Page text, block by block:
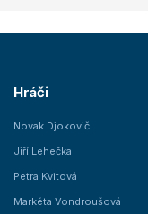
Hráči
Novak Djokovič
Jiří Lehečka
Petra Kvitová
Markéta Vondroušová